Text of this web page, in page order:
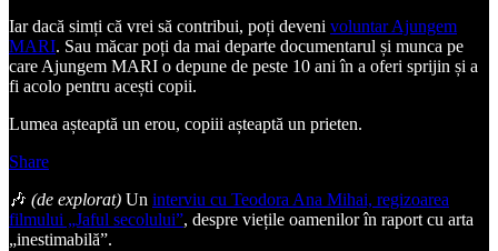
Iar dacă simți că vrei să contribui, poți deveni voluntar Ajungem
MARI. Sau măcar poți da mai departe documentarul și munca pe
care Ajungem MARI o depune de peste 10 ani în a oferi sprijin și a
fi acolo pentru acești copii.
Lumea așteaptă un erou, copiii așteaptă un prieten.
Share
🎶 (de explorat) Un interviu cu Teodora Ana Mihai, regizoarea
filmului „Jaful secolului”, despre viețile oamenilor în raport cu arta
„inestimabilă”.